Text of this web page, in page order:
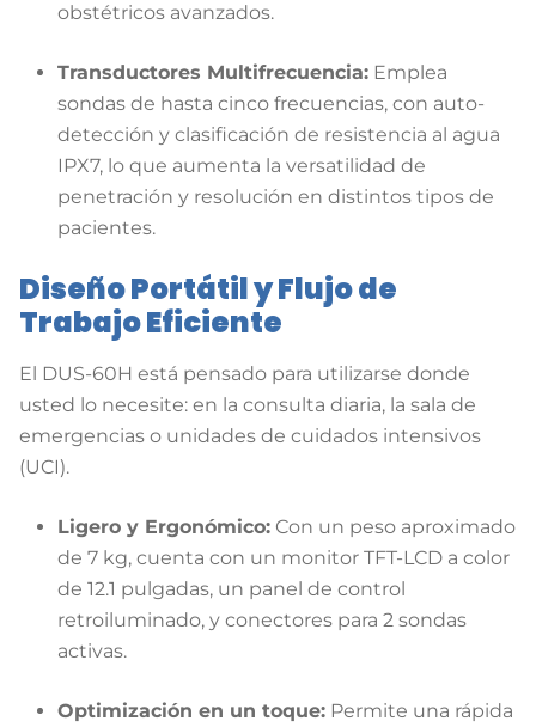
obstétricos avanzados.
Transductores Multifrecuencia: Emplea
sondas de hasta cinco frecuencias, con auto-
detección y clasificación de resistencia al agua
IPX7, lo que aumenta la versatilidad de
penetración y resolución en distintos tipos de
pacientes.
Diseño Portátil y Flujo de
Trabajo Eficiente
El DUS-60H está pensado para utilizarse donde
usted lo necesite: en la consulta diaria, la sala de
emergencias o unidades de cuidados intensivos
(UCI).
Ligero y Ergonómico: Con un peso aproximado
de 7 kg, cuenta con un monitor TFT-LCD a color
de 12.1 pulgadas, un panel de control
retroiluminado, y conectores para 2 sondas
activas.
Optimización en un toque: Permite una rápida